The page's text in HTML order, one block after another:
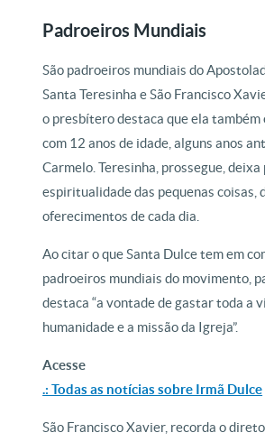
Padroeiros Mundiais
São padroeiros mundiais do
Santa Teresinha e São Francisco
o presbítero destaca que ela também
com 12 anos de idade, alguns anos
Carmelo. Teresinha, prossegue, deixa
espiritualidade das pequenas coisas,
oferecimentos de cada dia.
Ao citar o que Santa Dulce tem em
padroeiros mundiais do movimento,
destaca “a vontade de gastar toda a
humanidade e a missão da Igreja”.
Acesse
.: Todas as notícias sobre Irmã Dulce
São Francisco Xavier, recorda o